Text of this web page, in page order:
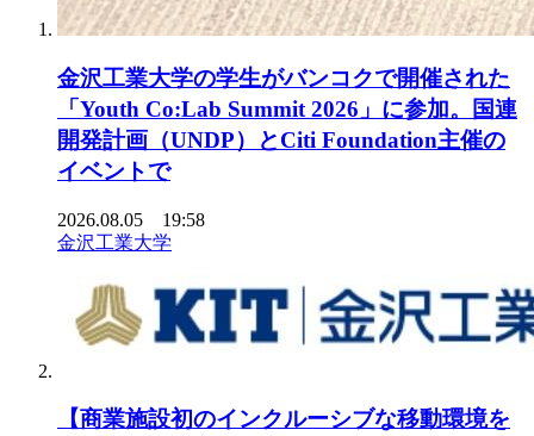
金沢工業大学の学生がバンコクで開催された
「Youth Co:Lab Summit 2026」に参加。国連
開発計画（UNDP）とCiti Foundation主催の
イベントで
2026.08.05 19:58
金沢工業大学
【商業施設初のインクルーシブな移動環境を